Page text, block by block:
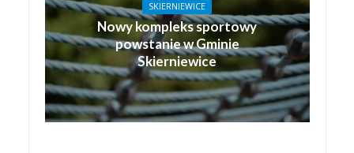
SKIERNIEWICE
Nowy kompleks sportowy
powstanie w Gminie
Skierniewice